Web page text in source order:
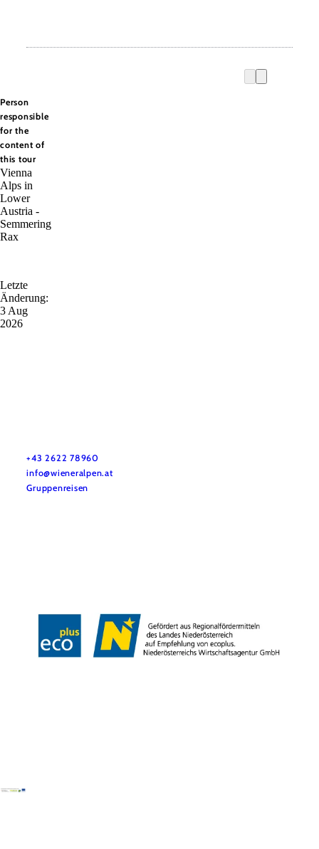
Person
responsible
for the
content of
this tour
Vienna
Alps in
Lower
Austria -
Semmering
Rax
Letzte
Änderung:
3 Aug
2026
+43 2622 78960
info@wieneralpen.at
Gruppenreisen